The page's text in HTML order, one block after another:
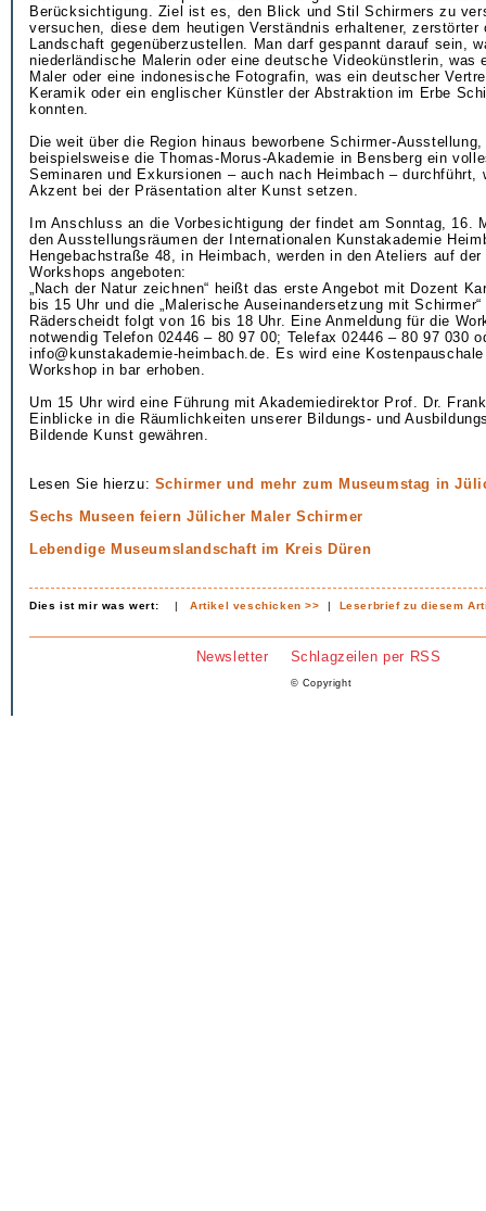
Berücksichtigung. Ziel ist es, den Blick und Stil Schirmers zu
versuchen, diese dem heutigen Verständnis erhaltener, zerstörter
Landschaft gegenüberzustellen. Man darf gespannt darauf sein,
niederländische Malerin oder eine deutsche Videokünstlerin, was
Maler oder eine indonesische Fotografin, was ein deutscher
Keramik oder ein englischer Künstler der Abstraktion im Erbe
konnten.
Die weit über die Region hinaus beworbene Schirmer-
beispielsweise die Thomas-Morus-Akademie in Bensberg ein
Seminaren und Exkursionen – auch nach Heimbach – durchführt,
Akzent bei der Präsentation alter Kunst setzen.
Im Anschluss an die Vorbesichtigung der findet am Sonntag, 16.
den Ausstellungsräumen der Internationalen Kunstakademie
Hengebachstraße 48, in Heimbach, werden in den Ateliers auf
Workshops angeboten:
„Nach der Natur zeichnen“ heißt das erste Angebot mit Dozent
bis 15 Uhr und die „Malerische Auseinandersetzung mit
Räderscheidt folgt von 16 bis 18 Uhr. Eine Anmeldung für die
notwendig Telefon 02446 – 80 97 00; Telefax 02446 – 80 97 030
info@kunstakademie-heimbach.de. Es wird eine
Workshop in bar erhoben.
Um 15 Uhr wird eine Führung mit Akademiedirektor Prof. Dr.
Einblicke in die Räumlichkeiten unserer Bildungs- und
Bildende Kunst gewähren.
Lesen Sie hierzu: Schirmer und mehr zum Museumstag in
Sechs Museen feiern Jülicher Maler Schirmer
Lebendige Museumslandschaft im Kreis Düren
Dies ist mir was wert: |Artikel veschicken >> | Leserbrief zu diesem
Newsletter Schlagzeilen per RSS
© Copyright